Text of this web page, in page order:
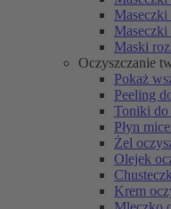
Maski
Oczyszczanie
Pokaż
Peeling
Toniki
Płyn
Żel
Olejek
Krem